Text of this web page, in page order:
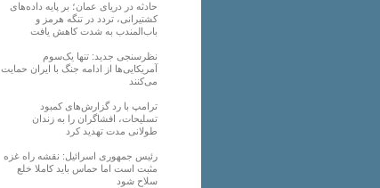
حادثه در دریای عمان؛ بر پایه داده‌های
کشتیرانی، تردد در تنگه هرمز و
باب‌المندب به شدت کاهش یافت
نظرسنجی جدید: تنها یک‌سوم
آمریکایی‌ها از ادامه جنگ با ایران حمایت
می‌کنند
ترامپ با رد گزارش‌های کمبود
تسلیحات، افشاگران را به زندان
طولانی مدت تهدید کرد
رئیس‌ جمهوری اسرائیل: نقشه راه غزه
مثبت است اما حماس باید کاملا خلع
سلاح شود